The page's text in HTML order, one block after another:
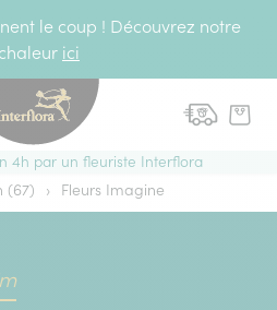
le coup ! Découvrez notre
ici
4h par un fleuriste Interflora
(67) › Fleurs Imagine